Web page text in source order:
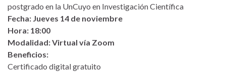
postgrado en la UnCuyo en Investigación Científica
Fecha: Jueves 14 de noviembre
Hora: 18:00
Modalidad: Virtual vía Zoom
Beneficios:
Certificado digital gratuito